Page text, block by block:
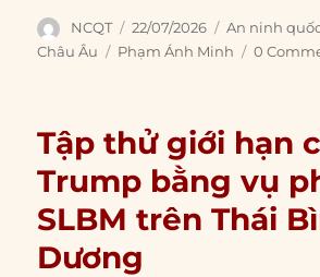
Author
NCQT
Posted
on
22/07/2026 Categories
An ninh
Châu Âu
Tags
Phạm Ánh Minh 0
Tập thử giới hạn
Trump bằng vụ
SLBM trên Thái
Dương